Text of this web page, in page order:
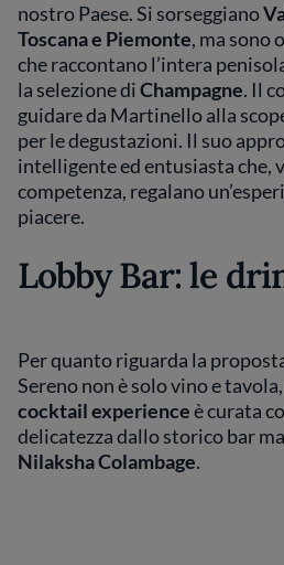
nostro Paese. Si sorseggiano
Toscana e Piemonte, ma sono
che raccontano l’intera
la selezione diChampagne. Il
guidare da Martinello alla
per le degustazioni. Il suo
intelligente ed entusiasta che,
competenza, regalano
piacere.
Lobby Bar: le
Per quanto riguarda la
Sereno non è solo vino e
cocktail experienceè curata
delicatezza dallo storico bar
Nilaksha Colambage.